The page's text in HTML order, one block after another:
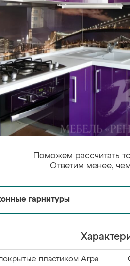
Поможем рассчитать
Ответим менее,
гарнитуры
пластиком Arpa